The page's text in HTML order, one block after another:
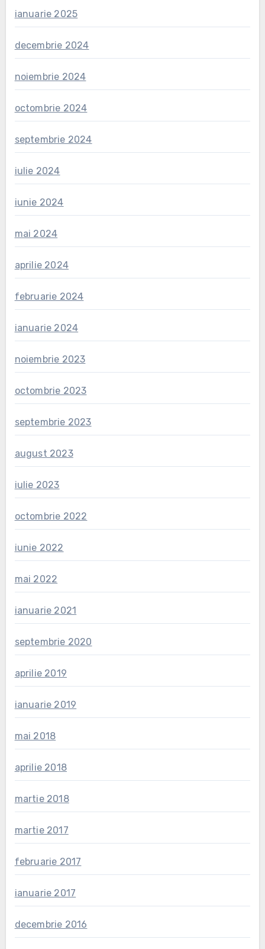
ianuarie 2025
decembrie 2024
noiembrie 2024
octombrie 2024
septembrie 2024
iulie 2024
iunie 2024
mai 2024
aprilie 2024
februarie 2024
ianuarie 2024
noiembrie 2023
octombrie 2023
septembrie 2023
august 2023
iulie 2023
octombrie 2022
iunie 2022
mai 2022
ianuarie 2021
septembrie 2020
aprilie 2019
ianuarie 2019
mai 2018
aprilie 2018
martie 2018
martie 2017
februarie 2017
ianuarie 2017
decembrie 2016